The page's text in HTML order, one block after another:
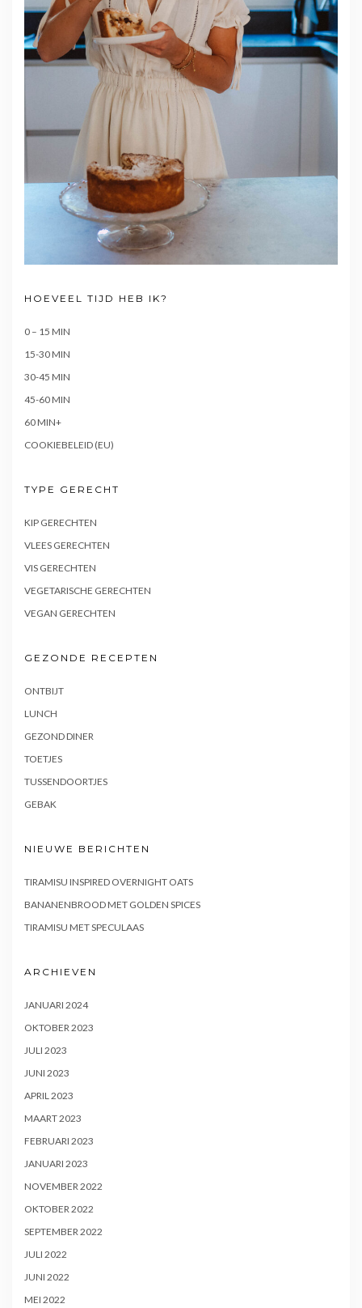
HOEVEEL TIJD HEB IK?
0 – 15 MIN
15-30 MIN
30-45 MIN
45-60 MIN
60 MIN+
COOKIEBELEID (EU)
TYPE GERECHT
KIP GERECHTEN
VLEES GERECHTEN
VIS GERECHTEN
VEGETARISCHE GERECHTEN
VEGAN GERECHTEN
GEZONDE RECEPTEN
ONTBIJT
LUNCH
GEZOND DINER
TOETJES
TUSSENDOORTJES
GEBAK
NIEUWE BERICHTEN
TIRAMISU INSPIRED OVERNIGHT OATS
BANANENBROOD MET GOLDEN SPICES
TIRAMISU MET SPECULAAS
ARCHIEVEN
JANUARI 2024
OKTOBER 2023
JULI 2023
JUNI 2023
APRIL 2023
MAART 2023
FEBRUARI 2023
JANUARI 2023
NOVEMBER 2022
OKTOBER 2022
SEPTEMBER 2022
JULI 2022
JUNI 2022
MEI 2022